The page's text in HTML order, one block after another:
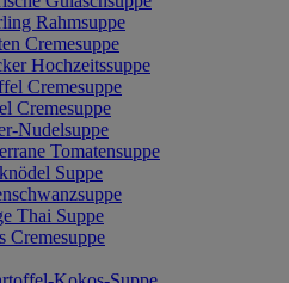
Rahmsuppe
Cremesuppe
Hochzeitssuppe
Cremesuppe
Cremesuppe
Nudelsuppe
Tomatensuppe
Suppe
Thai Suppe
Cremesuppe